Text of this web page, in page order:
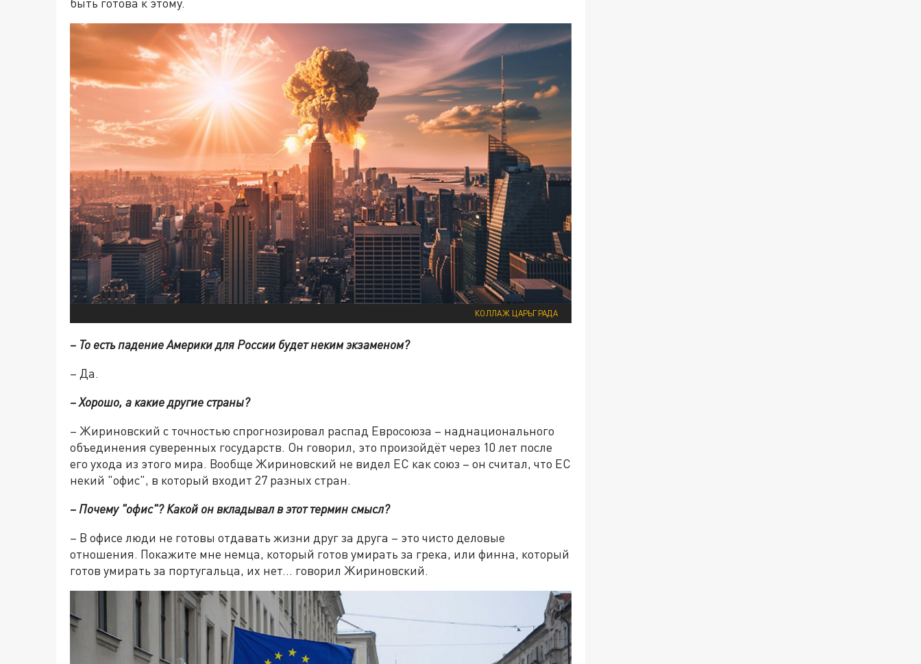
быть готова к этому.
КОЛЛАЖ ЦАРЬГРАДА
– То есть падение Америки для России будет неким экзаменом?
– Да.
– Хорошо, а какие другие страны?
– Жириновский с точностью спрогнозировал распад Евросоюза – наднационального
объединения суверенных государств. Он говорил, это произойдёт через 10 лет после
его ухода из этого мира. Вообще Жириновский не видел ЕС как союз – он считал, что ЕС
некий "офис", в который входит 27 разных стран.
– Почему "офис"? Какой он вкладывал в этот термин смысл?
– В офисе люди не готовы отдавать жизни друг за друга – это чисто деловые
отношения. Покажите мне немца, который готов умирать за грека, или финна, который
готов умирать за португальца, их нет… говорил Жириновский.